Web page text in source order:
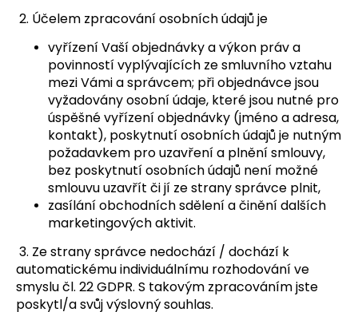
2. Účelem zpracování osobních údajů je
vyřízení Vaší objednávky a výkon práv a
povinností vyplývajících ze smluvního vztahu
mezi Vámi a správcem; při objednávce jsou
vyžadovány osobní údaje, které jsou nutné pro
úspěšné vyřízení objednávky (jméno a adresa,
kontakt), poskytnutí osobních údajů je nutným
požadavkem pro uzavření a plnění smlouvy,
bez poskytnutí osobních údajů není možné
smlouvu uzavřít či jí ze strany správce plnit,
zasílání obchodních sdělení a činění dalších
marketingových aktivit.
3. Ze strany správce nedochází / dochází k
automatickému individuálnímu rozhodování ve
smyslu čl. 22 GDPR. S takovým zpracováním jste
poskytl/a svůj výslovný souhlas.